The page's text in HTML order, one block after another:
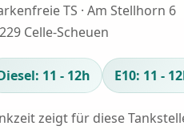
TS · Am Stellhorn 6
Celle-Scheuen
11 - 12h E10: 11 -
zeigt für diese